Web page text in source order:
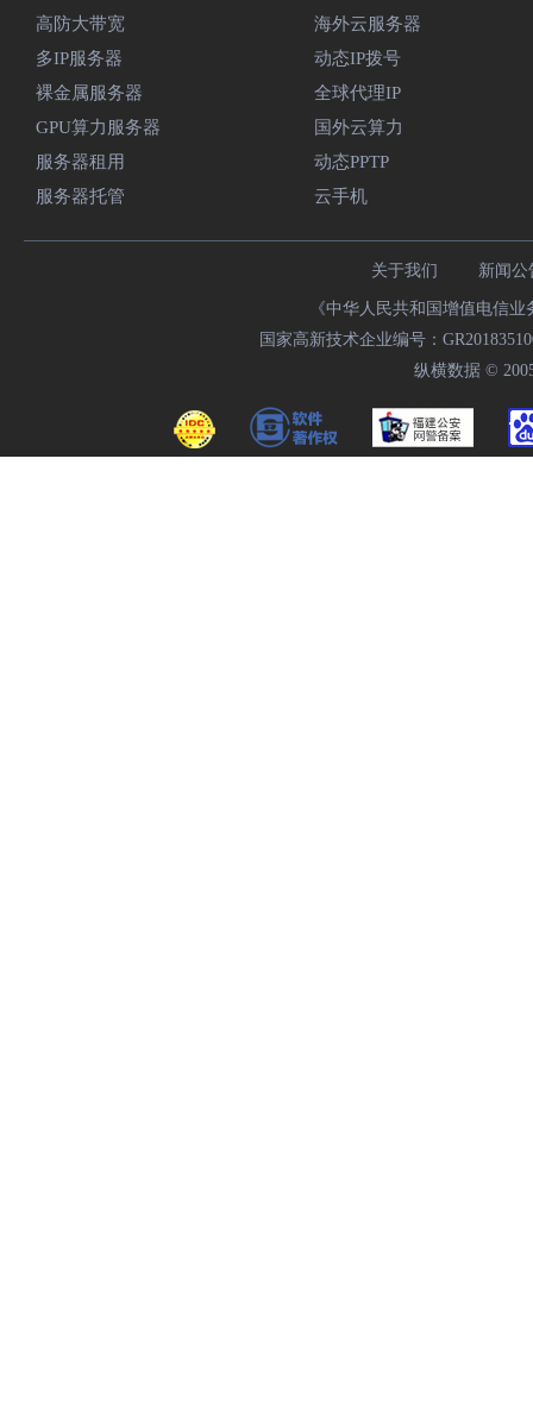
高防大带宽
多IP服务器
裸金属服务器
GPU算力服务器
服务器租用
服务器托管
海外云服务器
动态IP拨号
全球代理IP
国外云算力
动态PPTP
云手机
关于我们 新闻公
《中华人民共和国增值电信
国家高新技术企业编号：
纵横数据 ©